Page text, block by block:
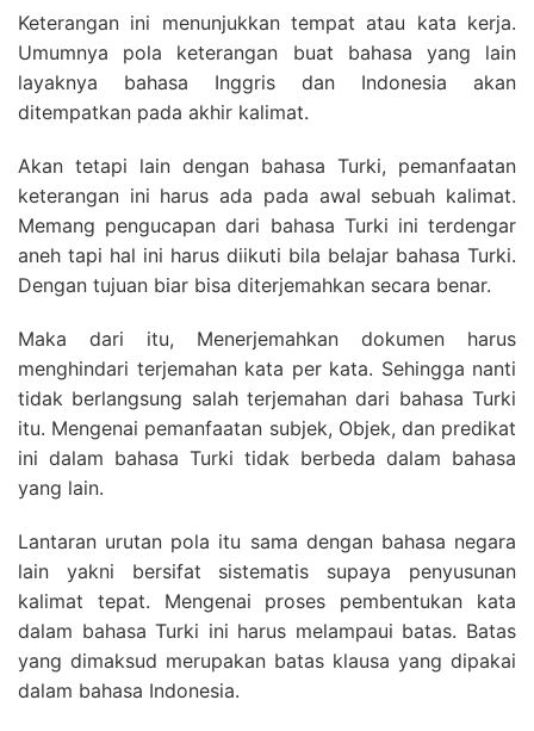
Keterangan ini menunjukkan tempat atau kata kerja.
Umumnya pola keterangan buat bahasa yang lain
layaknya bahasa Inggris dan Indonesia akan
ditempatkan pada akhir kalimat.
Akan tetapi lain dengan bahasa Turki, pemanfaatan
keterangan ini harus ada pada awal sebuah kalimat.
Memang pengucapan dari bahasa Turki ini terdengar
aneh tapi hal ini harus diikuti bila belajar bahasa Turki.
Dengan tujuan biar bisa diterjemahkan secara benar.
Maka dari itu, Menerjemahkan dokumen harus
menghindari terjemahan kata per kata. Sehingga nanti
tidak berlangsung salah terjemahan dari bahasa Turki
itu. Mengenai pemanfaatan subjek, Objek, dan predikat
ini dalam bahasa Turki tidak berbeda dalam bahasa
yang lain.
Lantaran urutan pola itu sama dengan bahasa negara
lain yakni bersifat sistematis supaya penyusunan
kalimat tepat. Mengenai proses pembentukan kata
dalam bahasa Turki ini harus melampaui batas. Batas
yang dimaksud merupakan batas klausa yang dipakai
dalam bahasa Indonesia.